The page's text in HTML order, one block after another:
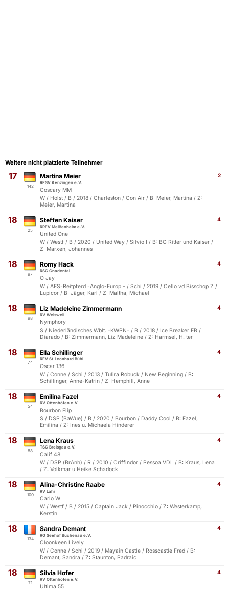
Weitere nicht platzierte Teilnehmer
17
142
2
Martina Meier
RFSV Kenzingen e.V.
Coscary MM
W / Holst / B / 2018 / Charleston / Con Air / B: Meier, Martina / Z:
Meier, Martina
18
25
4
Steffen Kaiser
RRFV Meißenheim e.V.
United One
W / Westf / B / 2020 / United Way / Silvio I / B: BG Ritter und Kaiser /
Z: Marxen, Johannes
18
97
4
Romy Hack
RSG Gnadental
O Jay
W / AES-Reitpferd -Anglo-Europ.- / Schi / 2019 / Cello vd Bisschop Z /
Lupicor / B: Jäger, Karl / Z: Maltha, Michael
18
98
4
Liz Madeleine Zimmermann
RV Weisweil
Nymphory
S / Niederländisches Wblt. -KWPN- / B / 2018 / Ice Breaker EB /
Diarado / B: Zimmermann, Liz Madeleine / Z: Harmsel, H. ter
18
74
4
Ella Schillinger
RFV St.Leonhard Bühl
Oscar 136
W / Conne / Schi / 2013 / Tulira Robuck / New Beginning / B:
Schillinger, Anne-Katrin / Z: Hemphill, Anne
18
54
4
Emilina Fazel
RV Ottenhöfen e.V.
Bourbon Flip
S / DSP (BaWue) / B / 2020 / Bourbon / Daddy Cool / B: Fazel,
Emilina / Z: Ines u. Michaela Hinderer
18
88
4
Lena Kraus
TSG Breisgau e.V.
Calif 48
W / DSP (BrAnh) / R / 2010 / Criffindor / Pessoa VDL / B: Kraus, Lena
/ Z: Volkmar u.Heike Schadock
18
100
4
Alina-Christine Raabe
RV Lahr
Carlo W
W / Westf / B / 2015 / Captain Jack / Pinocchio / Z: Westerkamp,
Kerstin
18
134
4
Sandra Demant
RG Seehof Büchenau e.V.
Cloonkeen Lively
W / Conne / Schi / 2019 / Mayain Castle / Rosscastle Fred / B:
Demant, Sandra / Z: Staunton, Padraic
18
71
4
Silvia Hofer
RV Ottenhöfen e.V.
Ultima 55